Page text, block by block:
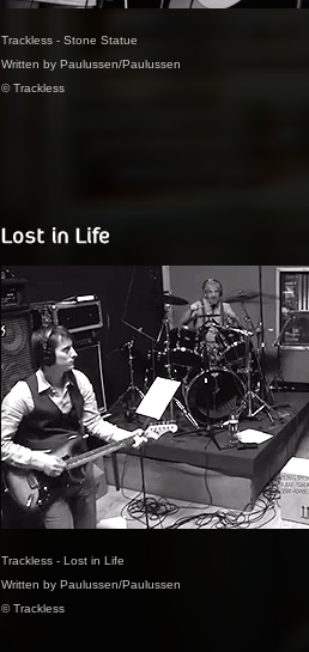
Trackless - Stone Statue
Written by Paulussen/Paulussen
© Trackless
Trackless - Lost in Life
Written by Paulussen/Paulussen
© Trackless